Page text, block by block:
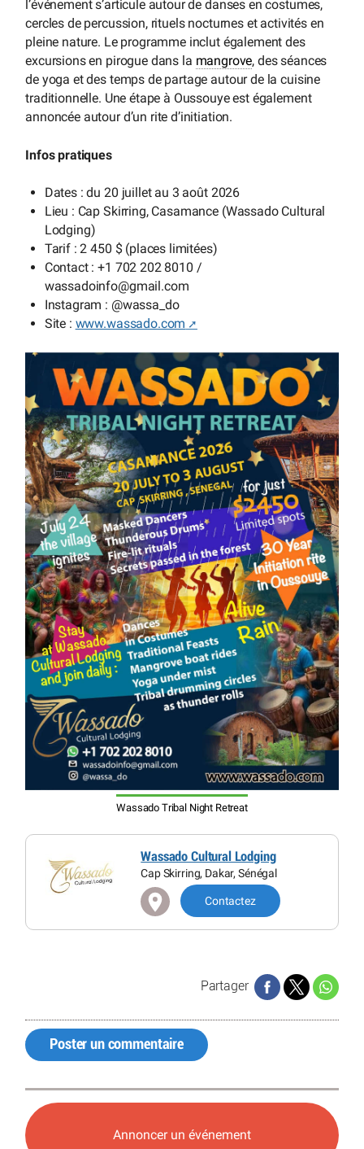
l’événement s’articule autour de danses en costumes,
cercles de percussion, rituels nocturnes et activités en
pleine nature. Le programme inclut également des
excursions en pirogue dans la mangrove, des séances
de yoga et des temps de partage autour de la cuisine
traditionnelle. Une étape à Oussouye est également
annoncée autour d’un rite d’initiation.
Infos pratiques
Dates : du 20 juillet au 3 août 2026
Lieu : Cap Skirring, Casamance (Wassado Cultural
Lodging)
Tarif : 2 450 $ (places limitées)
Contact : +1 702 202 8010 /
wassadoinfo@gmail.com
Instagram : @wassa_do
Site : www.wassado.com
Wassado Tribal Night Retreat
Wassado Cultural Lodging
Cap Skirring, Dakar, Sénégal
Contactez
Partager
Poster un commentaire
Annoncer un événement